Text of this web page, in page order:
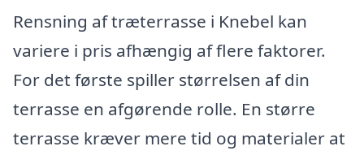
Rensning af træterrasse i Knebel kan
variere i pris afhængig af flere faktorer.
For det første spiller størrelsen af din
terrasse en afgørende rolle. En større
terrasse kræver mere tid og materialer at